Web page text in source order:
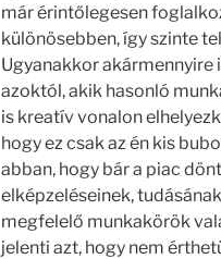
már érintőlegesen
különösebben, így szinte
Ugyanakkor akármennyire
azoktól, akik hasonló
is kreatív vonalon
hogy ez csak az én kis
abban, hogy bár a piac
elképzeléseinek,
megfelelő munkakörök
jelenti azt, hogy nem